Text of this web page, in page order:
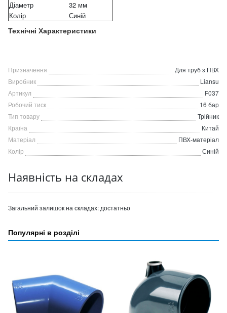
Технічні Характеристики
Діаметр
32 мм
Колір
Синій
Призначення
Для труб з ПВХ
Виробник
Liansu
Артикул
F037
Робочий тиск
16 бар
Тип товару
Трійник
Країна
Китай
Матеріал
ПВХ-матеріал
Колір
Синій
Наявність на складах
Загальний залишок на складах: достатньо
Популярні в розділі